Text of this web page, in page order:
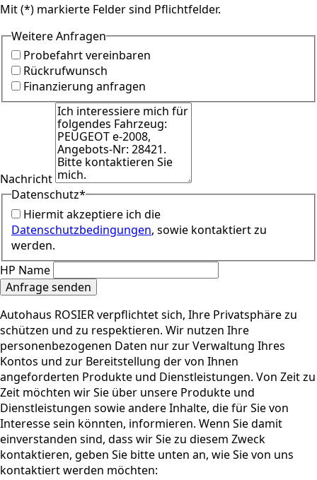
Mit (*) markierte Felder sind Pflichtfelder.
Weitere Anfragen
Probefahrt vereinbaren
Rückrufwunsch
Finanzierung anfragen
Nachricht
Datenschutz*
Hiermit akzeptiere ich die
Datenschutzbedingungen, sowie kontaktiert zu
werden.
HP Name
Anfrage senden
Autohaus ROSIER verpflichtet sich, Ihre Privatsphäre zu
schützen und zu respektieren. Wir nutzen Ihre
personenbezogenen Daten nur zur Verwaltung Ihres
Kontos und zur Bereitstellung der von Ihnen
angeforderten Produkte und Dienstleistungen. Von Zeit zu
Zeit möchten wir Sie über unsere Produkte und
Dienstleistungen sowie andere Inhalte, die für Sie von
Interesse sein könnten, informieren. Wenn Sie damit
einverstanden sind, dass wir Sie zu diesem Zweck
kontaktieren, geben Sie bitte unten an, wie Sie von uns
kontaktiert werden möchten: